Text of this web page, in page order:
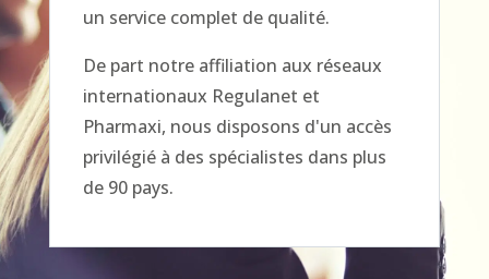
un service complet de qualité.
De part notre affiliation aux réseaux
internationaux Regulanet et
Pharmaxi, nous disposons d'un accès
privilégié à des spécialistes dans plus
de 90 pays.